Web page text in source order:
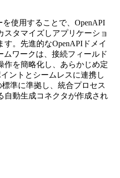
使用することで、OpenAPI
スタマイズしアプリケーショ
。先進的なOpenAPIドメイ
ムワークは、接続フィールド
作を簡略化し、あらかじめ定
ントとシームレスに連携し
準に準拠し、統合プロセス
自動生成コネクタが作成され